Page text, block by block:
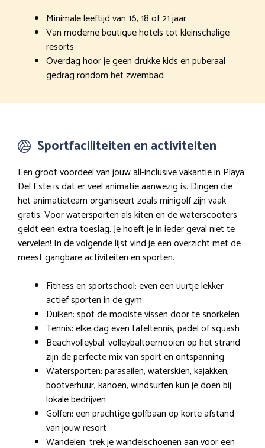
Minimale leeftijd van 16, 18 of 21 jaar
Van moderne boutique hotels tot kleinschalige
resorts
Overdag hoor je geen drukke kids en puberaal
gedrag rondom het zwembad
Sportfaciliteiten en activiteiten
Een groot voordeel van jouw all-inclusive vakantie in Playa
Del Este is dat er veel animatie aanwezig is. Dingen die
het animatieteam organiseert zoals minigolf zijn vaak
gratis. Voor watersporten als kiten en de waterscooters
geldt een extra toeslag. Je hoeft je in ieder geval niet te
vervelen! In de volgende lijst vind je een overzicht met de
meest gangbare activiteiten en sporten.
Fitness en sportschool: even een uurtje lekker
actief sporten in de gym
Duiken: spot de mooiste vissen door te snorkelen
Tennis: elke dag even tafeltennis, padel of squash
Beachvolleybal: volleybaltoernooien op het strand
zijn de perfecte mix van sport en ontspanning
Watersporten: parasailen, waterskiën, kajakken,
bootverhuur, kanoën, windsurfen kun je doen bij
lokale bedrijven
Golfen: een prachtige golfbaan op korte afstand
van jouw resort
Wandelen: trek je wandelschoenen aan voor een